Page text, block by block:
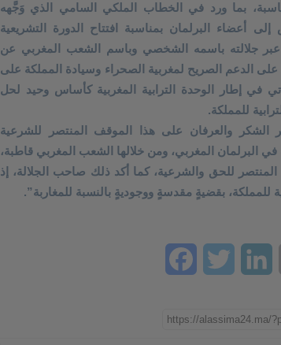
بما ورد في الخطاب الملكي السامي الذي وَجَّهه
أعضاء البرلمان بمناسبة افتتاح الدورة التشريعية
حيث عبر جلالته باسمه الشخصي وباسم الشعب المغربي عن
على الدعم الصريح لمغربية الصحراء وسيادة المملكة على
في إطار الوحدة الترابية المغربية كأساس وحيد لحل
للمملكة.
الشكر والعرفان على هذا الموقف المنتصر للشرعية
في البرلمان المغربي، ومن خلالها الشعب المغربي قاطبة،
للحق والشرعية، كما أكد ذلك صاحب الجلالة، إذ
للمملكة، بقضيةٍ مقدسةٍ ووجوديةٍ بالنسبة للمغاربة”.
Email
LinkedIn
Twitter